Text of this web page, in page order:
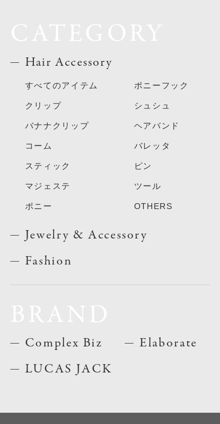
Hair Accessory
すべてのアイテム
クリップ
バナナクリップ
コーム
スティック
マジェステ
ポニー
ポニーフック
シュシュ
ヘアバンド
バレッタ
ピン
ツール
OTHERS
Jewelry & Accessory
Fashion
Complex Biz
LUCAS JACK
Elaborate